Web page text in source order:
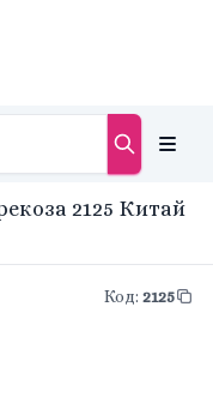
2125 Китай
Код: 2125